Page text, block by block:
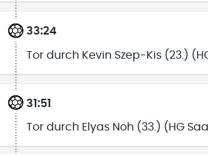
33:24
Tor durch Kevin Szep-Kis (23.)
31:51
Tor durch Elyas Noh (33.) (HG